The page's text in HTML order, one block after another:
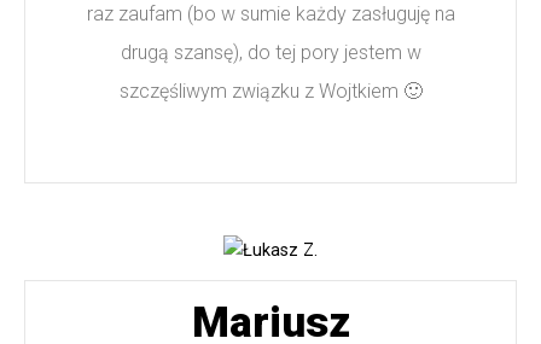
raz zaufam (bo w sumie każdy zasługuję na
drugą szansę), do tej pory jestem w
szczęśliwym związku z Wojtkiem 🙂
Mariusz